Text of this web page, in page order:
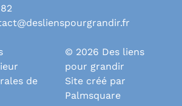
de
© 2026 Des liens
pour grandir
Site créé par
Palmsquare